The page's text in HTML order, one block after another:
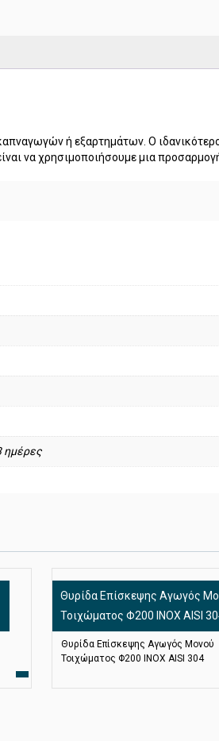
ή εξαρτημάτων. Ο
να χρησιμοποιήσουμε μια
ημέρες
Θυρίδα Επίσκεψης Αγωγός
Τοιχώματος Φ200 ΙΝΟΧ AISI
Θυρίδα Επίσκεψης Αγωγός Μονού
Τοιχώματος Φ200 ΙΝΟΧ AISI 304